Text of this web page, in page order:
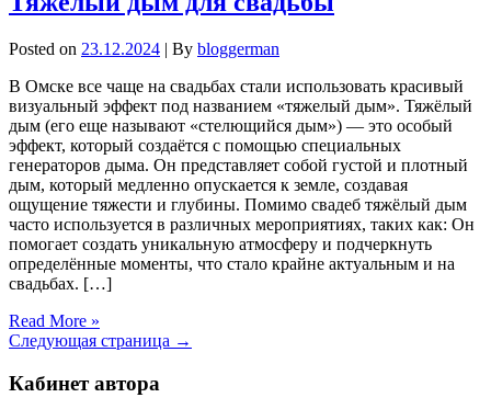
Posted on 23.12.2024 | By bloggerman
В Омске все чаще на свадьбах стали использовать красивый
визуальный эффект под названием «тяжелый дым». Тяжёлый
дым (его еще называют «стелющийся дым») — это особый
эффект, который создаётся с помощью специальных
генераторов дыма. Он представляет собой густой и плотный
дым, который медленно опускается к земле, создавая
ощущение тяжести и глубины. Помимо свадеб тяжёлый дым
часто используется в различных мероприятиях, таких как: Он
помогает создать уникальную атмосферу и подчеркнуть
определённые моменты, что стало крайне актуальным и на
свадьбах. […]
Read More »
Следующая страница →
Кабинет автора